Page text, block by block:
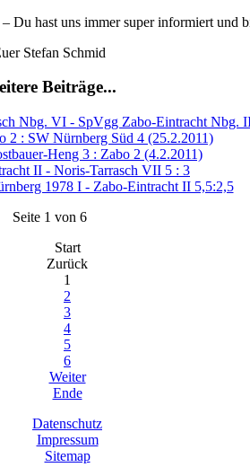
Du hast uns immer super informiert und
Stefan Schmid
Beiträge...
Nbg. VI - SpVgg Zabo-Eintracht Nbg.
2 : SW Nürnberg Süd 4 (25.2.2011)
Heng 3 : Zabo 2 (4.2.2011)
II - Noris-Tarrasch VII 5 : 3
1978 I - Zabo-Eintracht II 5,5:2,5
Seite 1 von 6
Start
Zurück
1
2
3
4
5
6
Weiter
Ende
Datenschutz
Impressum
Sitemap